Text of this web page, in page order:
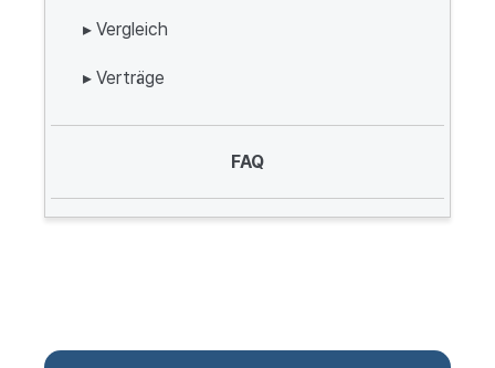
▸ Vergleich
▸ Verträge
FAQ